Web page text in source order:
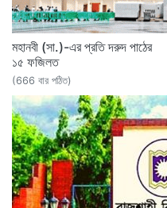
মহানবী (সা.)-এর প্রতি দরুদ পাঠের
১৫ ফজিলত
(666 বার পঠিত)